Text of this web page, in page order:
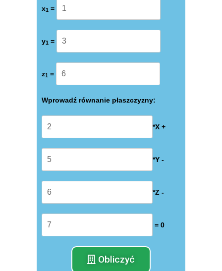
x1 =
y1 =
z1 =
Wprowadź równanie płaszczyzny:
*X +
*Y -
*Z -
= 0
Obliczyć